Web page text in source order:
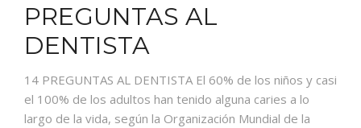
PREGUNTAS AL
DENTISTA
14 PREGUNTAS AL DENTISTA El 60% de los niños y casi
el 100% de los adultos han tenido alguna caries a lo
largo de la vida, según la Organización Mundial de la